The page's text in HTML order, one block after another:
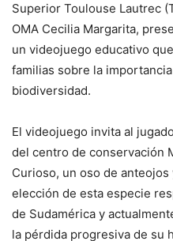
Superior Toulouse Lautrec
OMA Cecilia Margarita,
un videojuego educativo
familias sobre la
biodiversidad.
El videojuego invita al
del centro de conservación
Curioso, un oso de
elección de esta especie
de Sudamérica y
la pérdida progresiva de su